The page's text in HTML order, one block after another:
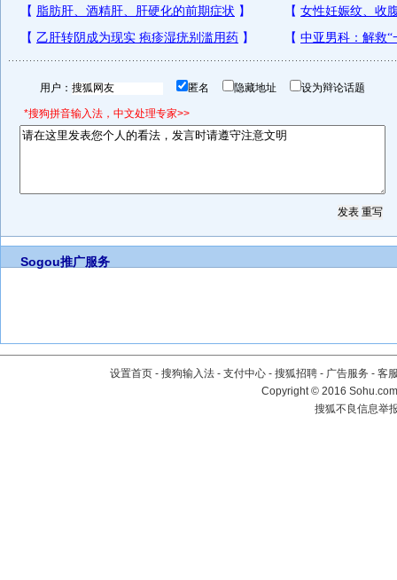
用户： 匿名 隐藏地址 设为辩论话题
*搜狗拼音输入法，中文处理专家>>
Sogou推广服务
设置首页 - 搜狗输入法 - 支付中心 - 搜狐招聘 - 广告服务 - 客
Copyright©2016
搜狐不良信息举